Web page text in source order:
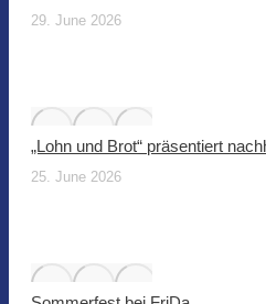
29. June 2026
„Lohn und Brot“ präsentiert
25. June 2026